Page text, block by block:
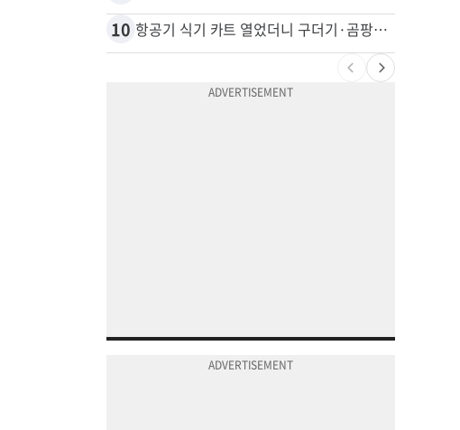
10 항공기 식기 카트 열었더니 구더기·곰팡이…LAX 기내식 업체 논란